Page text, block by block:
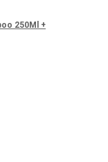
250Ml +